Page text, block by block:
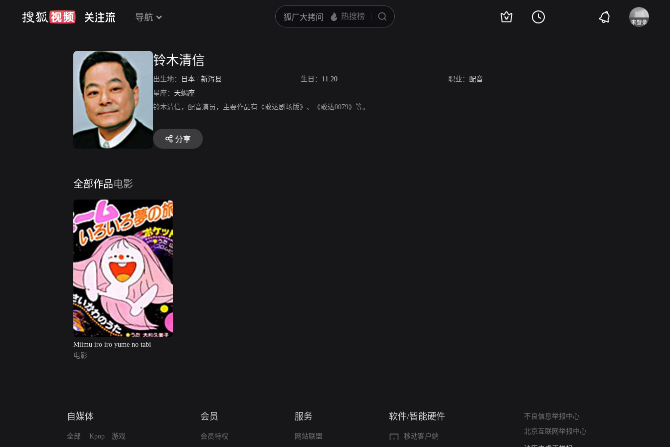
导航
铃木清信
出生地： 日本 / 新泻县 生日： 11.20 职业： 配音
星座： 天蝎座
铃木清信，配音演员，主要作品有《敢达剧场版》、《敢达0079》等。
分享
全部作品电影
Miimu iro iro yume no tabi
电影
自媒体
全部 Kpop 游戏
会员
会员特权
服务
网站联盟
软件/智能硬件
移动客户端
不良信息举报中心
北京互联网举报中心
亚运会举报专区